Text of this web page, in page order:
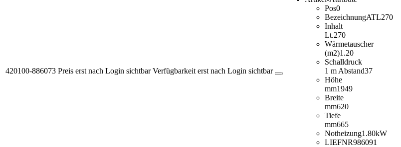
420100-886073 Preis erst nach Login sichtbar Verfügbarkeit erst nach Login sichtbar
Pos0
BezeichnungATL270
Inhalt
Lt.270
Wärmetauscher
(m2)1.20
Schalldruck
1 m Abstand37
Höhe
mm1949
Breite
mm620
Tiefe
mm665
Notheizung1.80kW
LIEFNR986091